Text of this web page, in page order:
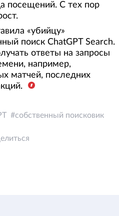
посещений. С тех пор
«убийцу»
поиск ChatGPT Search.
ответы на запросы
например,
матчей, последних
собственный поисковик